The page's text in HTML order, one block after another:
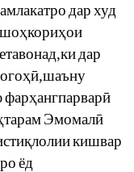
дархуд
шоҳкориҳои
,кидар
ҳӣ,шаъну
фарҳангпарварӣ
тарамЭмомалӣ
қлолиикишвар
ёд